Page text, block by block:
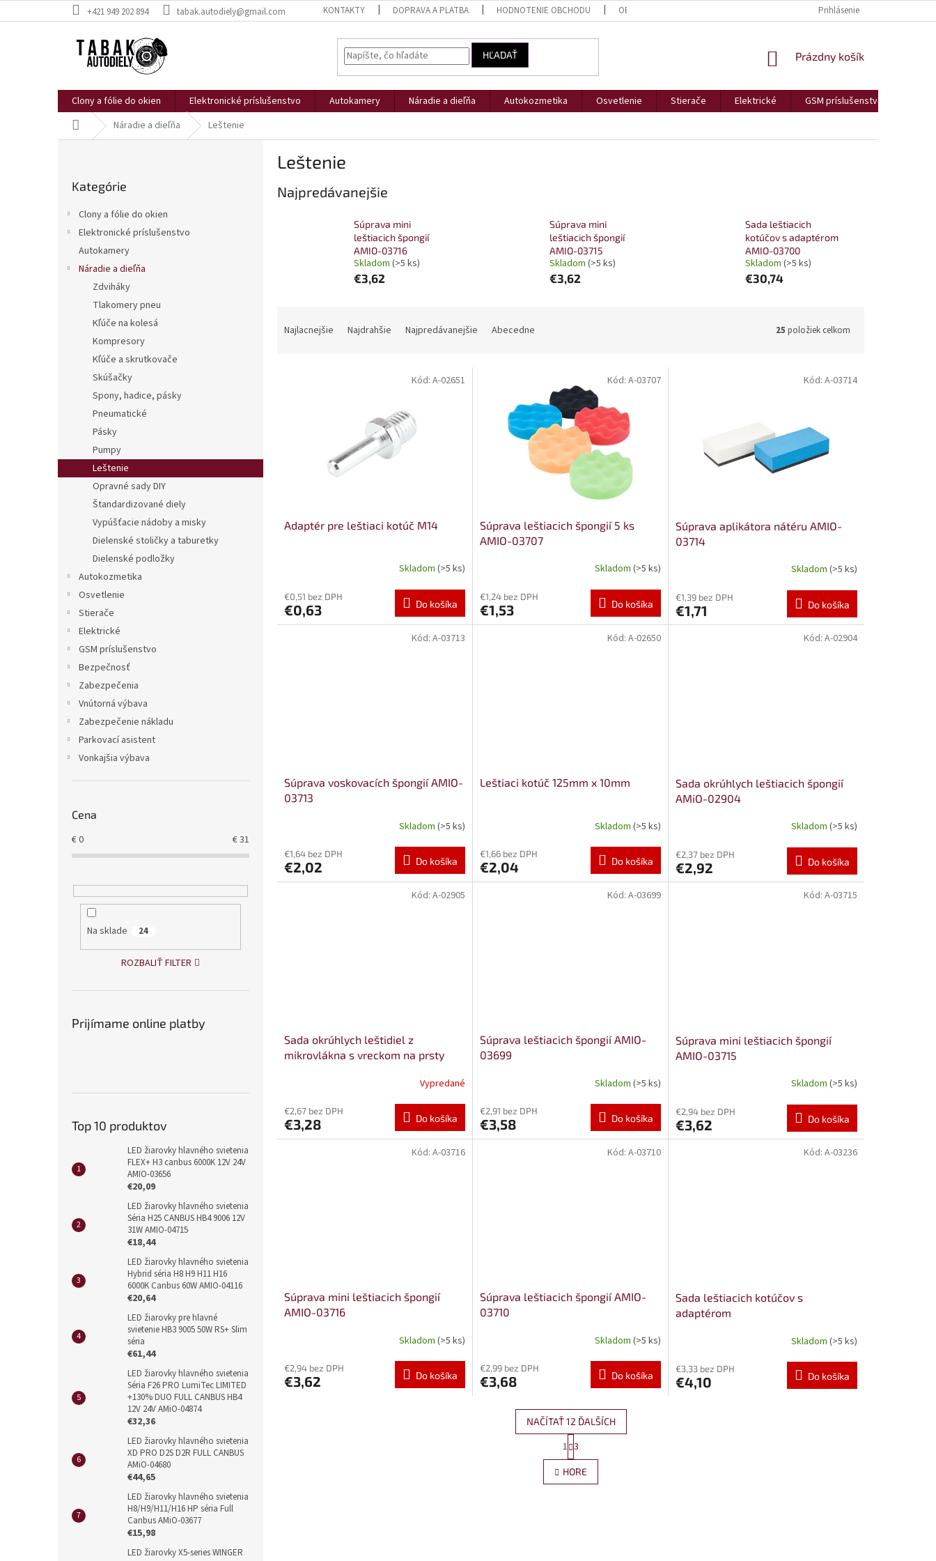
na
+421 949 202 894 tabak.autodiely@gmail.com KONTAKTY DOPRAVA A PLATBA HODNOTENIE OBCHODU OBCHODNÉ PODMIENKY REKLAMÁCIE A VRÁTENIAPrihlásenie
HĽADAŤ
NÁKUPNÝ
Prázdny košík
Clony a fólie do okien Elektronické príslušenstvo Autokamery Náradie a dieľňa Autokozmetika Osvetlenie Stierače Elektrické GSM príslušenstvo
DomovNáradie a dieľňa Leštenie
kategórie
Kategórie
Clony a fólie do okien
Elektronické príslušenstvo
Autokamery
Náradie a dieľňa
Zdviháky
Tlakomery pneu
Kľúče na kolesá
Kompresory
Kľúče a skrutkovače
Skúšačky
Spony, hadice, pásky
Pneumatické
Pásky
Pumpy
Leštenie
Opravné sady DIY
Štandardizované diely
Vypúšťacie nádoby a misky
Dielenské stoličky a taburetky
Dielenské podložky
Autokozmetika
Osvetlenie
Stierače
Elektrické
GSM príslušenstvo
Bezpečnosť
Zabezpečenia
Vnútorná výbava
Zabezpečenie nákladu
Parkovací asistent
Vonkajšia výbava
Cena
€0 €31
Na sklade 24
ROZBALIŤ FILTER
Prijímame online platby
Top 10 produktov
LED žiarovky hlavného svietenia
FLEX+ H3 canbus 6000K 12V 24V
AMIO-03656
€20,09
LED žiarovky hlavného svietenia
Séria H25 CANBUS HB4 9006 12V
31W AMIO-04715
€18,44
LED žiarovky hlavného svietenia
Hybrid séria H8 H9 H11 H16
6000K Canbus 60W AMIO-04116
€20,64
LED žiarovky pre hlavné
svietenie HB3 9005 50W RS+ Slim
séria
€61,44
LED žiarovky hlavného svietenia
Séria F26 PRO LumiTec LIMITED
+130% DUO FULL CANBUS HB4
12V 24V AMiO-04874
€32,36
LED žiarovky hlavného svietenia
XD PRO D2S D2R FULL CANBUS
AMiO-04680
€44,65
LED žiarovky hlavného svietenia
H8/H9/H11/H16 HP séria Full
Canbus AMiO-03677
€15,98
LED žiarovky X5-series WINGER
Leštenie
Najpredávanejšie
Súprava mini
leštiacich špongií
AMIO-03716
Skladom (>5 ks)
€3,62
Súprava mini
leštiacich špongií
AMIO-03715
Skladom (>5 ks)
€3,62
Sada leštiacich
kotúčov s adaptérom
AMIO-03700
Skladom (>5 ks)
€30,74
Najlacnejšie Najdrahšie Najpredávanejšie Abecedne 25 položiek celkom
Adaptér pre leštiaci kotúč M14
Skladom (>5 ks)
€0,51 bez DPH
€0,63 Do košíka
Kód: A-02651
Súprava leštiacich špongií 5 ks
AMIO-03707
Skladom (>5 ks)
€1,24 bez DPH
€1,53 Do košíka
Kód: A-03707
Súprava aplikátora nátéru AMIO-
03714
Skladom (>5 ks)
€1,39 bez DPH
€1,71 Do košíka
Kód: A-03714
Súprava voskovacích špongií AMIO-
03713
Skladom (>5 ks)
€1,64 bez DPH
€2,02 Do košíka
Kód: A-03713
Leštiaci kotúč 125mm x 10mm
Skladom (>5 ks)
€1,66 bez DPH
€2,04 Do košíka
Kód: A-02650
Sada okrúhlych leštiacich špongií
AMiO-02904
Skladom (>5 ks)
€2,37 bez DPH
€2,92 Do košíka
Kód: A-02904
Sada okrúhlych leštidiel z
mikrovlákna s vreckom na prsty
Vypredané
€2,67 bez DPH
€3,28 Do košíka
Kód: A-02905
Súprava leštiacich špongií AMIO-
03699
Skladom (>5 ks)
€2,91 bez DPH
€3,58 Do košíka
Kód: A-03699
Súprava mini leštiacich špongií
AMIO-03715
Skladom (>5 ks)
€2,94 bez DPH
€3,62 Do košíka
Kód: A-03715
Súprava mini leštiacich špongií
AMIO-03716
Skladom (>5 ks)
€2,94 bez DPH
€3,62 Do košíka
Kód: A-03716
Súprava leštiacich špongií AMIO-
03710
Skladom (>5 ks)
€2,99 bez DPH
€3,68 Do košíka
Kód: A-03710
Sada leštiacich kotúčov s
adaptérom
Skladom (>5 ks)
€3,33 bez DPH
€4,10 Do košíka
Kód: A-03236
O
v
l
NAČÍTAŤ 12 ĎALŠÍCH
t
r
á
n
1 3
HORE